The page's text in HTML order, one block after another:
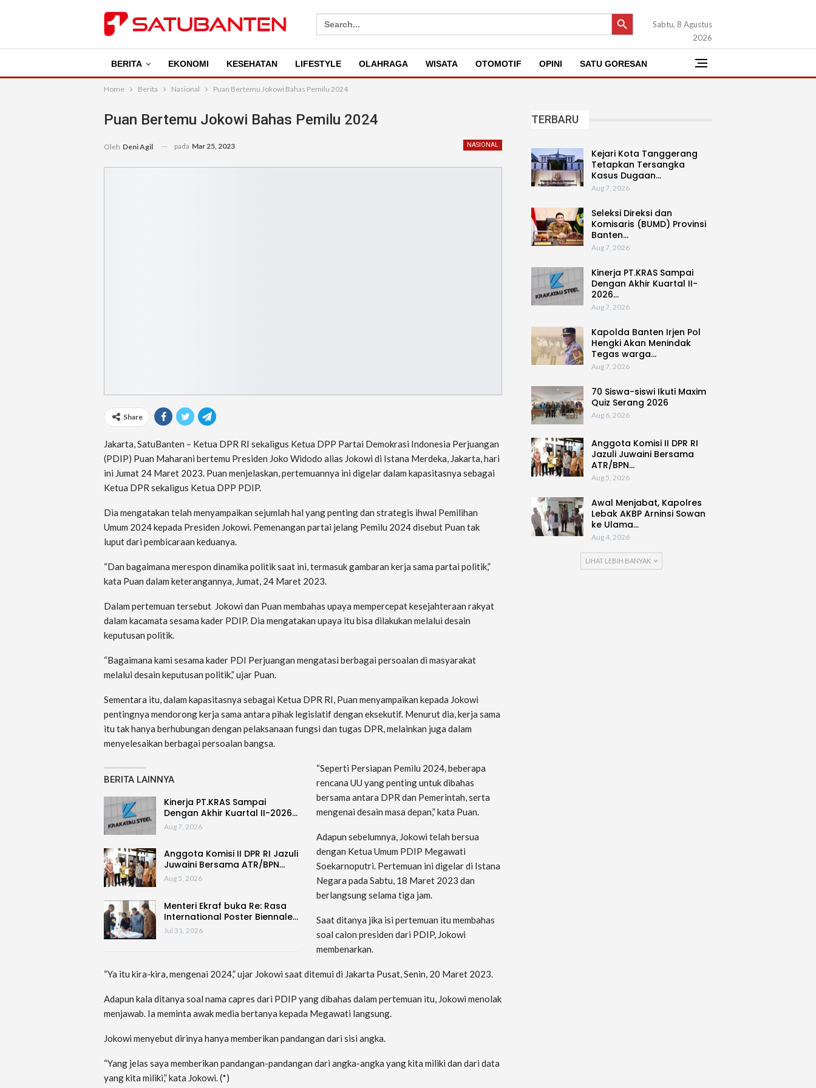
Search
for:
SEARCH BUTTON
Sabtu, 8 Agustus
2026
BERITA EKONOMI KESEHATAN LIFESTYLE OLAHRAGA WISATA OTOMOTIF OPINI SATU GORESAN
Home Berita Nasional Puan Bertemu Jokowi Bahas Pemilu 2024
Puan Bertemu Jokowi Bahas Pemilu 2024
NASIONAL
Oleh Deni Agil pada Mar 25, 2023
Share
Jakarta, SatuBanten – Ketua DPR RI sekaligus Ketua DPP Partai Demokrasi Indonesia Perjuangan
(PDIP) Puan Maharani bertemu Presiden Joko Widodo alias Jokowi di Istana Merdeka, Jakarta, hari
ini Jumat 24 Maret 2023. Puan menjelaskan, pertemuannya ini digelar dalam kapasitasnya sebagai
Ketua DPR sekaligus Ketua DPP PDIP.
Dia mengatakan telah menyampaikan sejumlah hal yang penting dan strategis ihwal Pemilihan
Umum 2024 kepada Presiden Jokowi. Pemenangan partai jelang Pemilu 2024 disebut Puan tak
luput dari pembicaraan keduanya.
“Dan bagaimana merespon dinamika politik saat ini, termasuk gambaran kerja sama partai politik,”
kata Puan dalam keterangannya, Jumat, 24 Maret 2023.
Dalam pertemuan tersebut Jokowi dan Puan membahas upaya mempercepat kesejahteraan rakyat
dalam kacamata sesama kader PDIP. Dia mengatakan upaya itu bisa dilakukan melalui desain
keputusan politik.
“Bagaimana kami sesama kader PDI Perjuangan mengatasi berbagai persoalan di masyarakat
melalui desain keputusan politik,” ujar Puan.
Sementara itu, dalam kapasitasnya sebagai Ketua DPR RI, Puan menyampaikan kepada Jokowi
pentingnya mendorong kerja sama antara pihak legislatif dengan eksekutif. Menurut dia, kerja sama
itu tak hanya berhubungan dengan pelaksanaan fungsi dan tugas DPR, melainkan juga dalam
menyelesaikan berbagai persoalan bangsa.
BERITA LAINNYA
Kinerja PT.KRAS Sampai
Dengan Akhir Kuartal II-2026…
Aug 7, 2026
Anggota Komisi II DPR RI Jazuli
Juwaini Bersama ATR/BPN…
Aug 5, 2026
Menteri Ekraf buka Re: Rasa
International Poster Biennale…
Jul 31, 2026
“Seperti Persiapan Pemilu 2024, beberapa
rencana UU yang penting untuk dibahas
bersama antara DPR dan Pemerintah, serta
mengenai desain masa depan,” kata Puan.
Adapun sebelumnya, Jokowi telah bersua
dengan Ketua Umum PDIP Megawati
Soekarnoputri. Pertemuan ini digelar di Istana
Negara pada Sabtu, 18 Maret 2023 dan
berlangsung selama tiga jam.
Saat ditanya jika isi pertemuan itu membahas
soal calon presiden dari PDIP, Jokowi
membenarkan.
“Ya itu kira-kira, mengenai 2024,” ujar Jokowi saat ditemui di Jakarta Pusat, Senin, 20 Maret 2023.
Adapun kala ditanya soal nama capres dari PDIP yang dibahas dalam pertemuan itu, Jokowi menolak
menjawab. Ia meminta awak media bertanya kepada Megawati langsung.
Jokowi menyebut dirinya hanya memberikan pandangan dari sisi angka.
“Yang jelas saya memberikan pandangan-pandangan dari angka-angka yang kita miliki dan dari data
yang kita miliki,” kata Jokowi. (*)
TERBARU
Kejari Kota Tanggerang
Tetapkan Tersangka
Kasus Dugaan…
Aug 7, 2026
Seleksi Direksi dan
Komisaris (BUMD) Provinsi
Banten…
Aug 7, 2026
Kinerja PT.KRAS Sampai
Dengan Akhir Kuartal II-
2026…
Aug 7, 2026
Kapolda Banten Irjen Pol
Hengki Akan Menindak
Tegas warga…
Aug 7, 2026
70 Siswa-siswi Ikuti Maxim
Quiz Serang 2026
Aug 6, 2026
Anggota Komisi II DPR RI
Jazuli Juwaini Bersama
ATR/BPN…
Aug 5, 2026
Awal Menjabat, Kapolres
Lebak AKBP Arninsi Sowan
ke Ulama…
Aug 4, 2026
LIHAT LEBIH BANYAK